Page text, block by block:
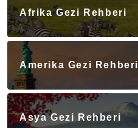
Afrika Gezi Rehberi
Amerika Gezi Rehberi
Asya Gezi Rehberi